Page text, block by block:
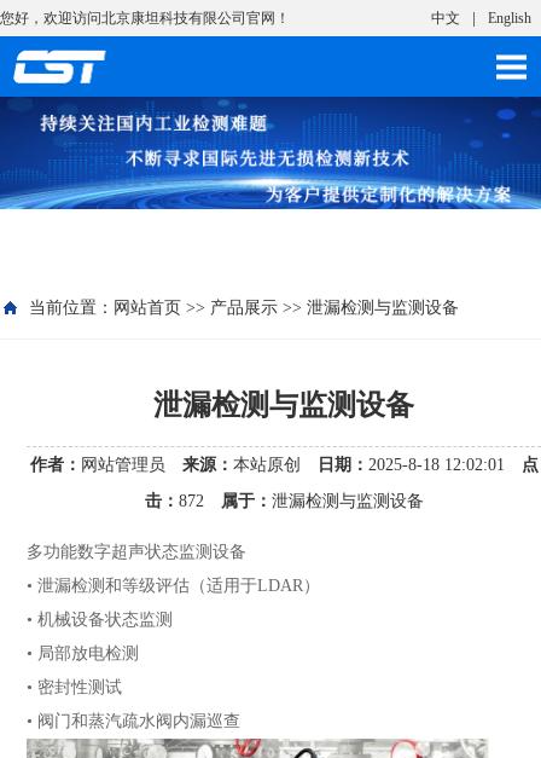
您好，欢迎访问北京康坦科技有限公司官网！ 中文 English
当前位置： 网站首页 >> 产品展示 >> 泄漏检测与监测设备
泄漏检测与监测设备​
作者： 网站管理员 来源： 本站原创 日期： 2025-8-18 12:02:01 点
击： 872 属于： 泄漏检测与监测设备
多功能数字超声状态监测设备
• 泄漏检测和等级评估（适用于LDAR）
• 机械设备状态监测
• 局部放电检测
• 密封性测试
• 阀门和蒸汽疏水阀内漏巡查